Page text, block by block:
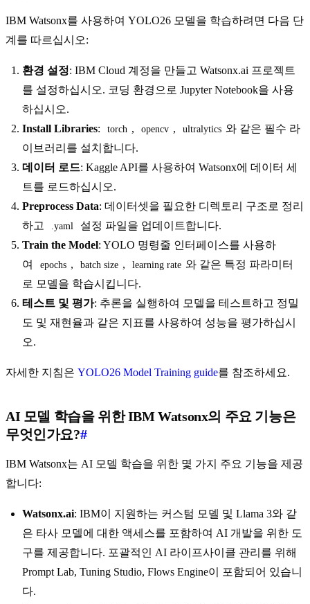
IBM Watsonx를 사용하여 YOLO26 모델을 학습하려면 다음 단
계를 따르십시오:
환경 설정: IBM Cloud 계정을 만들고 Watsonx.ai 프로젝트
를 설정하십시오. 코딩 환경으로 Jupyter Notebook을 사용
하십시오.
Install Libraries: torch , opencv , ultralytics 와 같은 필수 라
이브러리를 설치합니다.
데이터 로드: Kaggle API를 사용하여 Watsonx에 데이터 세
트를 로드하십시오.
Preprocess Data: 데이터셋을 필요한 디렉토리 구조로 정리
하고
.yaml
설정 파일을 업데이트합니다.
Train the Model: YOLO 명령줄 인터페이스를 사용하
여
epochs , batch size , learning rate 와 같은 특정 파라미터
로 모델을 학습시킵니다.
테스트 및 평가: 추론을 실행하여 모델을 테스트하고 정밀
도 및 재현율과 같은 지표를 사용하여 성능을 평가하십시
오.
자세한 지침은 YOLO26 Model Training guide를 참조하세요.
AI 모델 학습을 위한 IBM Watsonx의 주요 기능은
무엇인가요?#
IBM Watsonx는 AI 모델 학습을 위한 몇 가지 주요 기능을 제공
합니다:
Watsonx.ai: IBM이 지원하는 커스텀 모델 및 Llama 3와 같
은 타사 모델에 대한 액세스를 포함하여 AI 개발을 위한 도
구를 제공합니다. 포괄적인 AI 라이프사이클 관리를 위해
Prompt Lab, Tuning Studio, Flows Engine이 포함되어 있습니
다.